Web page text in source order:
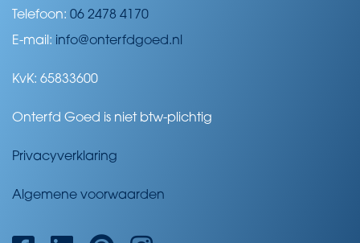
Telefoon: 06 2478 4170
E-mail: info@onterfdgoed.nl
KvK: 65833600
Onterfd Goed is niet btw-plichtig
Privacyverklaring
Algemene voorwaarden